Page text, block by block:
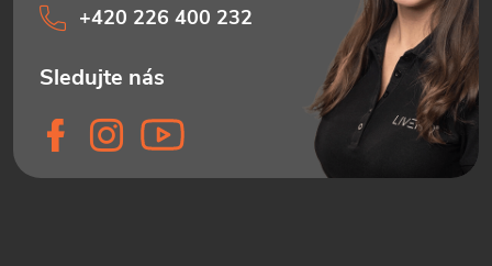
+420 226 400 232